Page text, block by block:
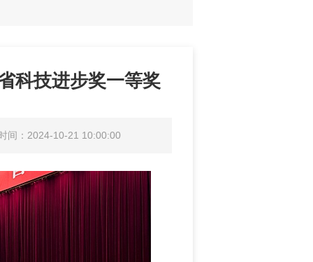
科技进步奖一等奖
间：2024-10-21 10:00:00